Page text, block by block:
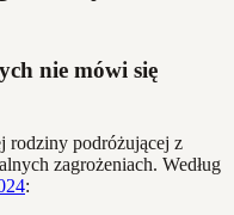
nie mówi się
rodziny podróżującej z
zagrożeniach. Według
: